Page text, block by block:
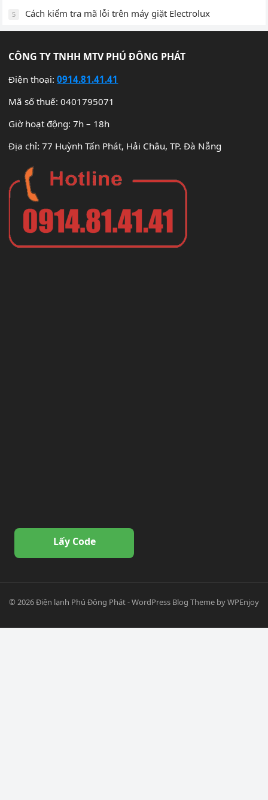
5 Cách kiểm tra mã lỗi trên máy giặt Electrolux
CÔNG TY TNHH MTV PHÚ ĐÔNG PHÁT
Điện thoại:0914.81.41.41
Mã số thuế: 0401795071
Giờ hoạt động: 7h – 18h
Địa chỉ: 77 Huỳnh Tấn Phát, Hải Châu, TP. Đà Nẵng
Lấy Code
© 2026Điện lạnh Phú Đông Phát-WordPress Blog Theme byWPEnjoy